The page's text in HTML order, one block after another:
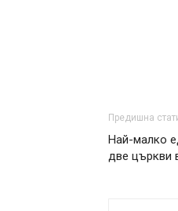
Предишна
Най-малко
две църкви